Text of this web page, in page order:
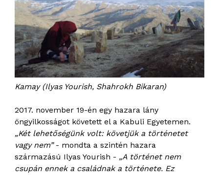
Kamay (Ilyas Yourish, Shahrokh Bikaran)
2017. november 19-én egy hazara lány
öngyilkosságot követett el a Kabuli Egyetemen.
„Két lehetőségünk volt: követjük a történetet
vagy nem”- mondta a szintén hazara
származású Ilyas Yourish - „A történet nem
csupán ennek a családnak a története. Ez